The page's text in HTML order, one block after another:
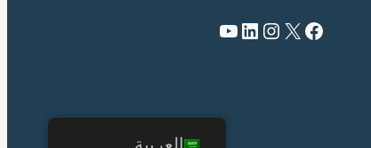
فيسبوك X انستقرام لينكد إن يوتيوب